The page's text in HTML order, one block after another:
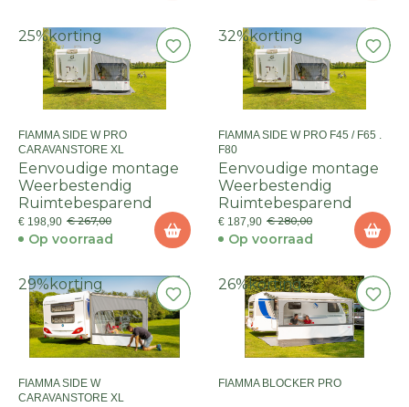
25%korting
FIAMMA SIDE W PRO
CARAVANSTORE XL
Eenvoudige montage
Weerbestendig
Ruimtebesparend
€ 198,90 € 267,00
Op voorraad
32%korting
FIAMMA SIDE W PRO F45 / F65 .
F80
Eenvoudige montage
Weerbestendig
Ruimtebesparend
€ 187,90 € 280,00
Op voorraad
29%korting
FIAMMA SIDE W
CARAVANSTORE XL
26%korting
FIAMMA BLOCKER PRO